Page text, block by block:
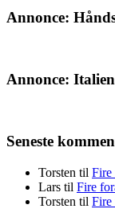
Annonce:
Annonce:
Seneste
Torsten til Fire
Lars til Fire
Torsten til Fire